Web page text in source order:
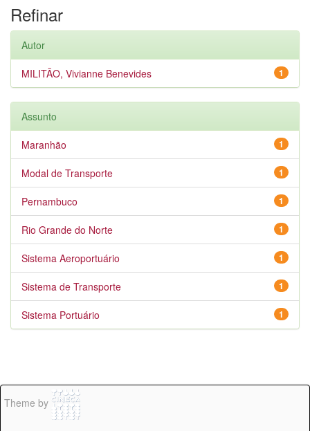
Refinar
Autor
1
MILITÃO, Vivianne Benevides
Assunto
1
Maranhão
1
Modal de Transporte
1
Pernambuco
1
Rio Grande do Norte
1
Sistema Aeroportuário
1
Sistema de Transporte
1
Sistema Portuário
Theme by